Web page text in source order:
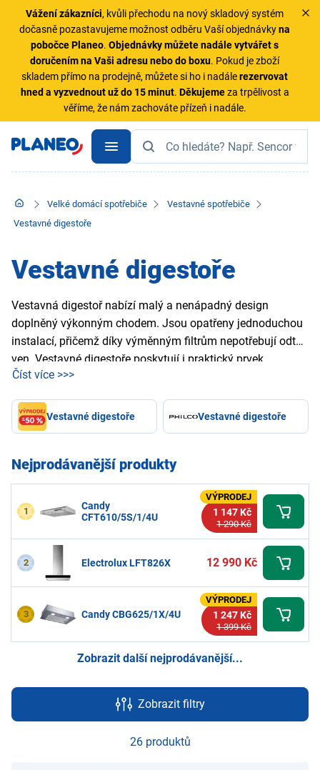
Vážení zákazníci, kvůli přechodu na nový skladový systém
dočasně pozastavujeme možnost odběru Vaší objednávkyna
pobočce Planeo.Objednávky můžete nadále vytvářet s
doručením na Vaši adresu nebo do boxu. Pokud je zboží
skladem přímo na prodejně, můžete si ho i nadálerezervovat
hned a vyzvednout už do 15 minut. Děkujemeza trpělivost a
věříme, že nám zachováte přízeň i nadále.
Velké domácí spotřebiče
Vestavné spotřebiče
Vestavné digestoře
Vestavné digestoře
Vestavná digestoř nabízí malý a nenápadný design
doplněný výkonným chodem. Jsou opatřeny jednoduchou
instalací, přičemž díky výměnným filtrům nepotřebují odtah
ven. Vestavné digestoře poskytují i praktický prvek
v podobě osvětlení. Výhodou je i jejich snadná údržba.
podstavné digestoře.
Číst více >>>
Vestavné digestoře Vestavné digestoře
Nejprodávanější produkty
1
Candy
CFT610/5S/1/4U
VÝPRODEJ
1 147 Kč
1 290 Kč
2 Electrolux LFT826X 12 990 Kč
3 Candy CBG625/1X/4U
VÝPRODEJ
1 247 Kč
1 399 Kč
Zobrazit další nejprodávanější...
Zobrazit filtry
26 produktů